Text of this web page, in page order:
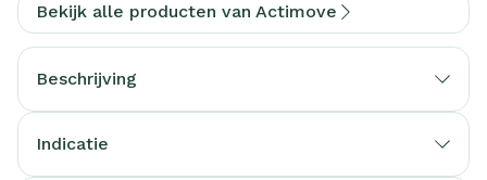
Bekijk alle producten van Actimove
Beschrijving
Indicatie